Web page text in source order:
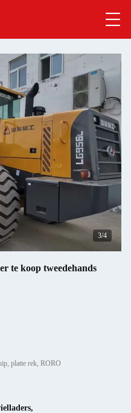
4/4
te koop tweedehands
platte rek, RORO
,